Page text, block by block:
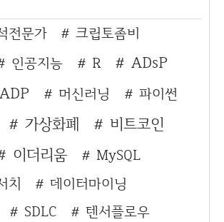
전문가
크립토좀비
인공지능 R ADsP
ADP 머신러닝
파이썬
가상화폐 비트코인
이더리움
MySQL
치
데이터마이닝
SDLC
텐서플로우